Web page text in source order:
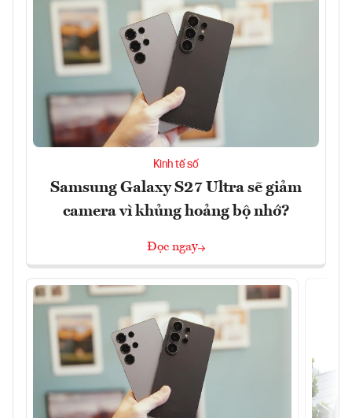
Kinh tế số
Samsung Galaxy S27 Ultra sẽ giảm
camera vì khủng hoảng bộ nhớ?
Đọc ngay